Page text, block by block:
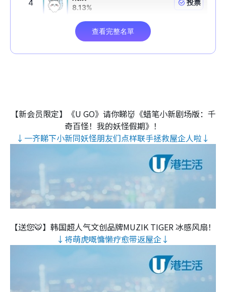
【新会员限定】《U GO》请你睇👹《蜡笔小新剧场版：千
奇百怪！我的妖怪假期》！
↓一齐睇下小新同妖怪朋友们点样联手拯救屋企人啦↓
【送您🐯】韩国超人气文创品牌MUZIK TIGER 冰感风扇！
↓将萌虎嘅慵懒疗愈带返屋企↓